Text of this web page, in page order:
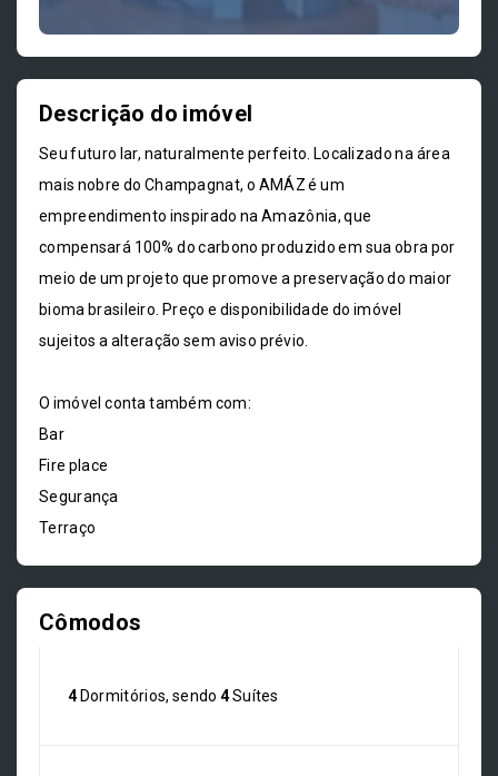
Descrição do imóvel
Seu futuro lar, naturalmente perfeito. Localizado na área
mais nobre do Champagnat, o AMÁZ é um
empreendimento inspirado na Amazônia, que
compensará 100% do carbono produzido em sua obra por
meio de um projeto que promove a preservação do maior
bioma brasileiro. Preço e disponibilidade do imóvel
sujeitos a alteração sem aviso prévio.
O imóvel conta também com:
Bar
Fire place
Segurança
Terraço
Cômodos
4Dormitórios, sendo4Suítes